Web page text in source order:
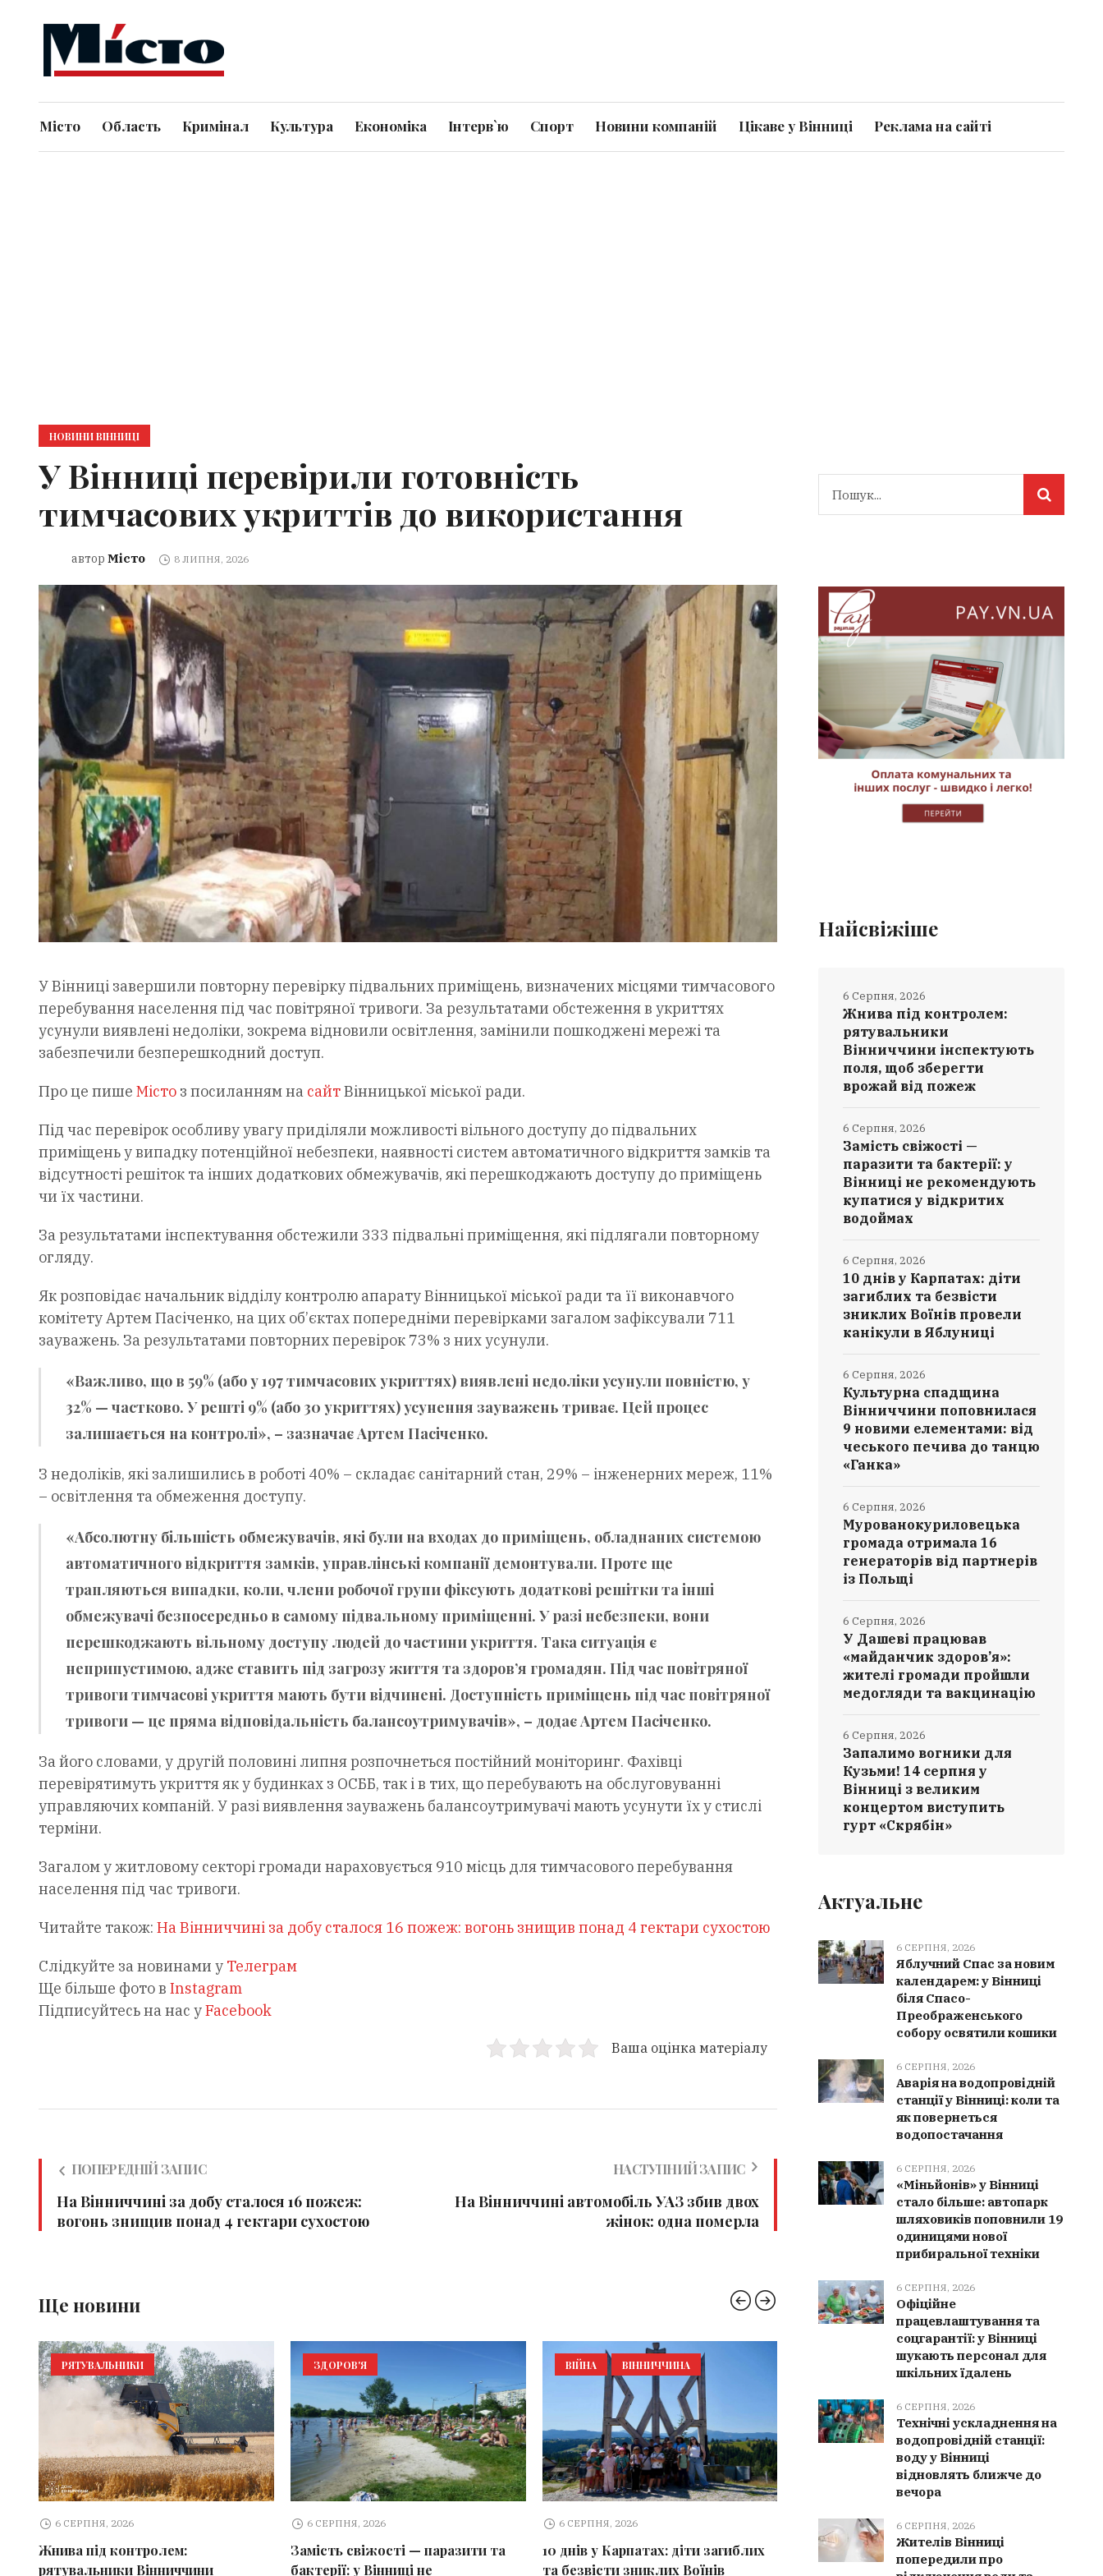
Місто Область Кримінал Культура Економіка Інтерв`ю Спорт Новини компаній Цікаве у Вінниці Реклама на сайті
НОВИНИ ВІННИЦІ
У Вінниці перевірили готовність
тимчасових укриттів до використання
автор Місто 8 ЛИПНЯ, 2026
У Вінниці завершили повторну перевірку підвальних приміщень, визначених місцями тимчасового
перебування населення під час повітряної тривоги. За результатами обстеження в укриттях
усунули виявлені недоліки, зокрема відновили освітлення, замінили пошкоджені мережі та
забезпечили безперешкодний доступ.
Про це пише Місто з посиланням на сайтВінницької міської ради.
Під час перевірок особливу увагу приділяли можливості вільного доступу до підвальних
приміщень у випадку потенційної небезпеки, наявності систем автоматичного відкриття замків та
відсутності решіток та інших додаткових обмежувачів, які перешкоджають доступу до приміщень
чи їх частини.
За результатами інспектування обстежили 333 підвальні приміщення, які підлягали повторному
огляду.
Як розповідає начальник відділу контролю апарату Вінницької міської ради та її виконавчого
комітету Артем Пасіченко, на цих об’єктах попередніми перевірками загалом зафіксували 711
зауважень. За результатами повторних перевірок 73% з них усунули.
«Важливо, що в 59% (або у 197 тимчасових укриттях) виявлені недоліки усунули повністю, у
32% — частково. У решті 9% (або 30 укриттях) усунення зауважень триває. Цей процес
залишається на контролі», – зазначає Артем Пасіченко.
З недоліків, які залишились в роботі 40% – складає санітарний стан, 29% – інженерних мереж, 11%
– освітлення та обмеження доступу.
«Абсолютну більшість обмежувачів, які були на входах до приміщень, обладнаних системою
автоматичного відкриття замків, управлінські компанії демонтували. Проте ще
трапляються випадки, коли, члени робочої групи фіксують додаткові решітки та інші
обмежувачі безпосередньо в самому підвальному приміщенні. У разі небезпеки, вони
перешкоджають вільному доступу людей до частини укриття. Така ситуація є
неприпустимою, адже ставить під загрозу життя та здоров’я громадян. Під час повітряної
тривоги тимчасові укриття мають бути відчинені. Доступність приміщень під час повітряної
тривоги — це пряма відповідальність балансоутримувачів», – додає Артем Пасіченко.
За його словами, у другій половині липня розпочнеться постійний моніторинг. Фахівці
перевірятимуть укриття як у будинках з ОСББ, так і в тих, що перебувають на обслуговуванні
управляючих компаній. У разі виявлення зауважень балансоутримувачі мають усунути їх у стислі
терміни.
Загалом у житловому секторі громади нараховується 910 місць для тимчасового перебування
населення під час тривоги.
Читайте також: На Вінниччині за добу сталося 16 пожеж: вогонь знищив понад 4 гектари сухостою
Слідкуйте за новинами у Телеграм
Ще більше фото в Instagram
Підписуйтесь на нас уFacebook
Ваша оцінка матеріалу
ПОПЕРЕДНІЙ ЗАПИС
На Вінниччині за добу сталося 16 пожеж:
вогонь знищив понад 4 гектари сухостою
НАСТУПНИЙ ЗАПИС
На Вінниччині автомобіль УАЗ збив двох
жінок: одна померла
Ще новини
РЯТУВАЛЬНИКИ
6 СЕРПНЯ, 2026
Жнива під контролем:
рятувальники Вінниччини
ЗДОРОВ'Я
6 СЕРПНЯ, 2026
Замість свіжості — паразити та
бактерії: у Вінниці не
ВІЙНА ВІННИЧЧИНА
6 СЕРПНЯ, 2026
10 днів у Карпатах: діти загиблих
та безвісти зниклих Воїнів
6 СЕРПНЯ, 2026
Культурна спадщина Вінниччини
поповнилася 9 новими
Найсвіжіше
Жнива під контролем:
рятувальники
Вінниччини інспектують
поля, щоб зберегти
врожай від пожеж
6 Серпня, 2026
Замість свіжості —
паразити та бактерії: у
Вінниці не рекомендують
купатися у відкритих
водоймах
6 Серпня, 2026
10 днів у Карпатах: діти
загиблих та безвісти
зниклих Воїнів провели
канікули в Яблуниці
6 Серпня, 2026
Культурна спадщина
Вінниччини поповнилася
9 новими елементами: від
чеського печива до танцю
«Ганка»
6 Серпня, 2026
Мурованокуриловецька
громада отримала 16
генераторів від партнерів
із Польщі
6 Серпня, 2026
У Дашеві працював
«майданчик здоров’я»:
жителі громади пройшли
медогляди та вакцинацію
6 Серпня, 2026
Запалимо вогники для
Кузьми! 14 серпня у
Вінниці з великим
концертом виступить
гурт «Скрябін»
6 Серпня, 2026
Актуальне
6 СЕРПНЯ, 2026
Яблучний Спас за новим
календарем: у Вінниці
біля Спасо-
Преображенського
собору освятили кошики
6 СЕРПНЯ, 2026
Аварія на водопровідній
станції у Вінниці: коли та
як повернеться
водопостачання
6 СЕРПНЯ, 2026
«Міньйонів» у Вінниці
стало більше: автопарк
шляховиків поповнили 19
одиницями нової
прибиральної техніки
6 СЕРПНЯ, 2026
Офіційне
працевлаштування та
соцгарантії: у Вінниці
шукають персонал для
шкільних їдалень
6 СЕРПНЯ, 2026
Технічні ускладнення на
водопровідній станції:
воду у Вінниці
відновлять ближче до
вечора
6 СЕРПНЯ, 2026
Жителів Вінниці
попередили про